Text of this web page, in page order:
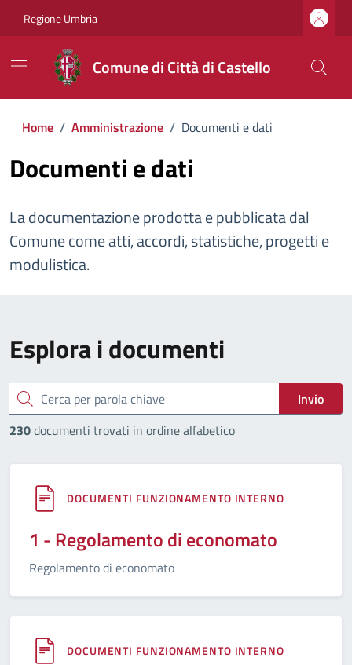
Regione Umbria
Comune di Città di Castello
Home / Amministrazione / Documenti e dati
Documenti e dati
La documentazione prodotta e pubblicata dal
Comune come atti, accordi, statistiche, progetti e
modulistica.
Esplora i documenti
cerca
Invio
230documenti trovati in ordine alfabetico
DOCUMENTI FUNZIONAMENTO INTERNO
1 - Regolamento di economato
Regolamento di economato
DOCUMENTI FUNZIONAMENTO INTERNO